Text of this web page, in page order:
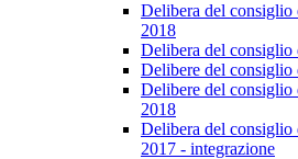
Delibera del
2018
Delibera del
Delibere del
Delibere del
2018
Delibera del
2017 - integrazione